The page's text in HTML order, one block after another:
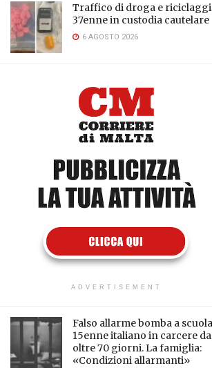
Traffico di droga e
37enne in custodia cautelare
6 AGOSTO 2026
ADVERTISEMENT
Falso allarme bomba a
15enne italiano in carcere da
oltre 70 giorni. La famiglia:
«Condizioni allarmanti»